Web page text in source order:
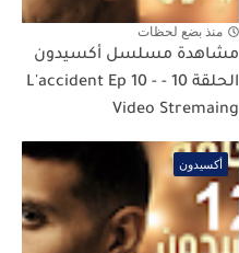
منذ بضع لحظات
مشاهدة مسلسل أكسيدون
الحلقة 10 - L'accident Ep 10 -
Video Stremaing
أكسيدون